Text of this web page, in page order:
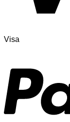
Visa